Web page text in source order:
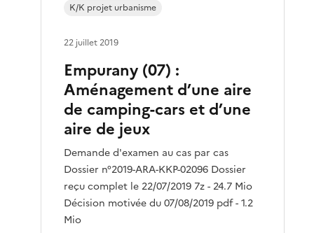
Empurany (07) :
Aménagement d’une aire
de camping-cars et d’une
aire de jeux
Demande d'examen au cas par cas
Dossier n°2019-ARA-KKP-02096 Dossier
reçu complet le 22/07/2019 7z - 24.7 Mio
Décision motivée du 07/08/2019 pdf - 1.2
Mio
K/K projet urbanisme
22 juillet 2019